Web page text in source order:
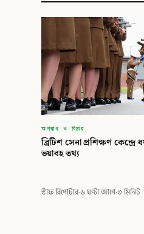
অপরাধ ও বিচার
ব্রিটিশ সেনা প্রশিক্ষণ কেন্দ্রে
ভয়াবহ তথ্য
স্টাফ রিপোর্টার·৬ ঘণ্টা আগে·৩ মিনিট